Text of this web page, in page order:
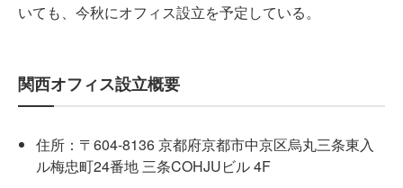
いても、今秋にオフィス設立を予定している。
関西オフィス設立概要
住所：〒604-8136 京都府京都市中京区烏丸三条東入
ル梅忠町24番地 三条COHJUビル 4F